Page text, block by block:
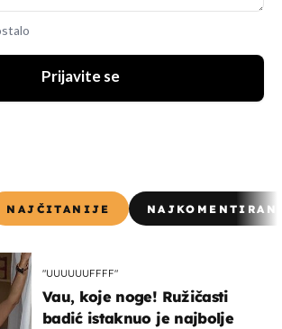
Prijavite se
NAJČITANIJE
"UUUUUUFFFF"
Vau, koje noge! Ružičasti
badić istaknuo je najbolje